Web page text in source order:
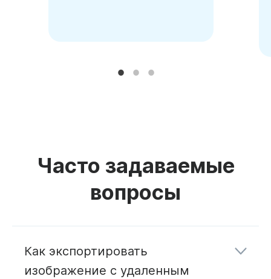
Часто задаваемые
вопросы
Как экспортировать
изображение с удаленным